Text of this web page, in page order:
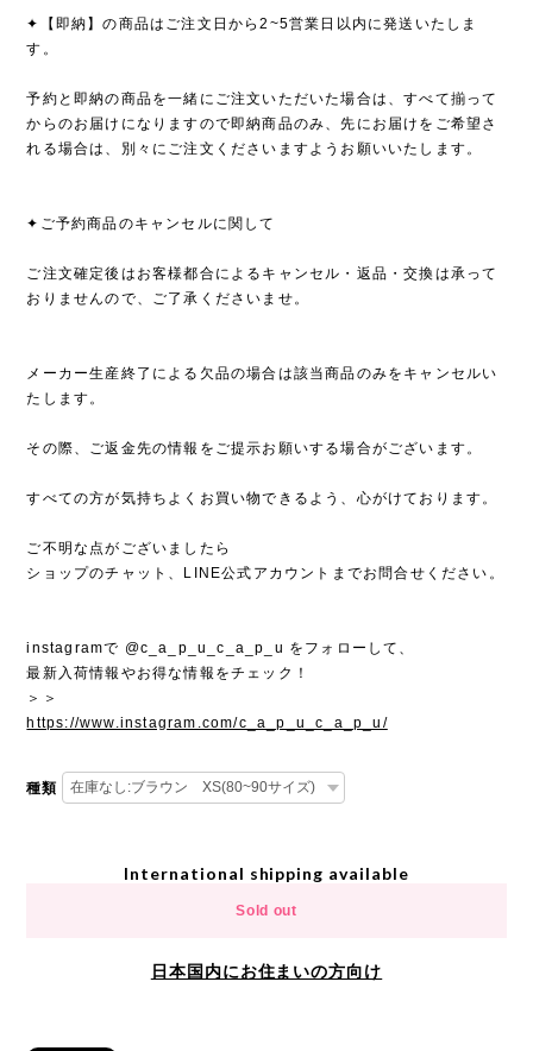
✦【即納】の商品はご注文日から2~5営業日以内に発送いたしま
す。
予約と即納の商品を一緒にご注文いただいた場合は、すべて揃って
からのお届けになりますので即納商品のみ、先にお届けをご希望さ
れる場合は、別々にご注文くださいますようお願いいたします。
✦ご予約商品のキャンセルに関して
ご注文確定後はお客様都合によるキャンセル・返品・交換は承って
おりませんので、ご了承くださいませ。
メーカー生産終了による欠品の場合は該当商品のみをキャンセルい
たします。
その際、ご返金先の情報をご提示お願いする場合がございます。
すべての方が気持ちよくお買い物できるよう、心がけております。
ご不明な点がございましたら
ショップのチャット、LINE公式アカウントまでお問合せください。
instagramで @c_a_p_u_c_a_p_u をフォローして、
最新入荷情報やお得な情報をチェック！
＞＞
https://www.instagram.com/c_a_p_u_c_a_p_u/
種類
International shipping available
Sold out
日本国内にお住まいの方向け